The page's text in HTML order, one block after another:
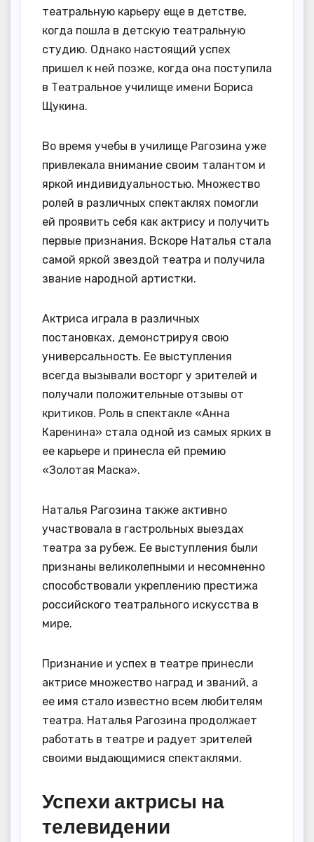
театральную карьеру еще в детстве,
когда пошла в детскую театральную
студию. Однако настоящий успех
пришел к ней позже, когда она поступила
в Театральное училище имени Бориса
Щукина.
Во время учебы в училище Рагозина уже
привлекала внимание своим талантом и
яркой индивидуальностью. Множество
ролей в различных спектаклях помогли
ей проявить себя как актрису и получить
первые признания. Вскоре Наталья стала
самой яркой звездой театра и получила
звание народной артистки.
Актриса играла в различных
постановках, демонстрируя свою
универсальность. Ее выступления
всегда вызывали восторг у зрителей и
получали положительные отзывы от
критиков. Роль в спектакле «Анна
Каренина» стала одной из самых ярких в
ее карьере и принесла ей премию
«Золотая Маска».
Наталья Рагозина также активно
участвовала в гастрольных выездах
театра за рубеж. Ее выступления были
признаны великолепными и несомненно
способствовали укреплению престижа
российского театрального искусства в
мире.
Признание и успех в театре принесли
актрисе множество наград и званий, а
ее имя стало известно всем любителям
театра. Наталья Рагозина продолжает
работать в театре и радует зрителей
своими выдающимися спектаклями.
Успехи актрисы на
телевидении